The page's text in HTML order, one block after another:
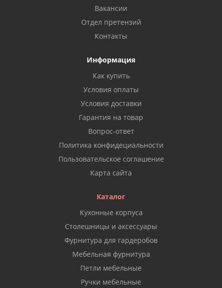
Вакансии
Отдел претензий
Контакты
Информация
Как купить
Условия оплаты
Условия доставки
Гарантия на товар
Вопрос-ответ
Политика конфидециальности
Пользовательское соглашение
Карта сайта
Каталог
Кухонные корпуса
Столешницы и аксессуары
Фурнитура для гардеробов
Мебельная фурнитура
Петли мебельные
Ручки мебельные